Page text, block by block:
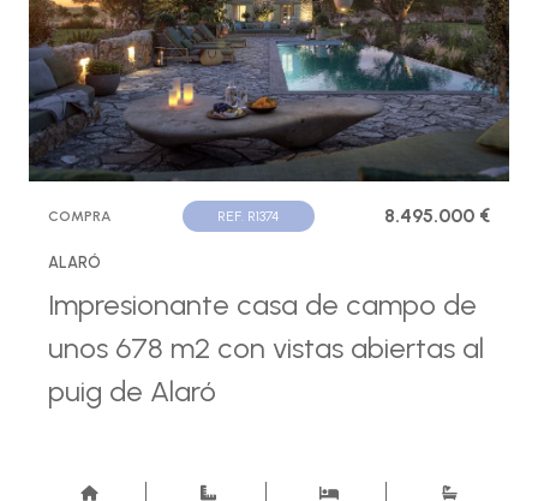
COMPRA REF. R1374 8.495.000 €
ALARÓ
Impresionante casa de campo de
unos 678 m2 con vistas abiertas al
puig de Alaró